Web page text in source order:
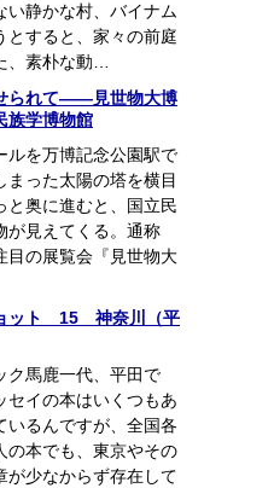
い静かな村、バイナム
とすると、家々の前庭
、素朴な動…
られて――見世物大博
族学博物館
ルを万博記念公園駅で
った太陽の塔を横目
と奥に進むと、国立民
が見えてくる。通称
目の展覧会『見世物大
ット 15 神奈川（平
ク馬鹿一代、平田で
セイの本はいくつもあ
いるんですが、全国各
の本でも、東京やその
が少なからず存在して